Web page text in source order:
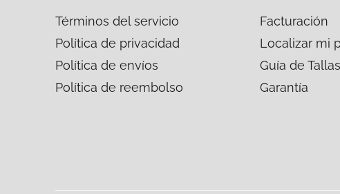
Términos del servicio
Política de privacidad
Política de envíos
Política de reembolso
Facturación
Localizar mi
Guía de Tallas
Garantía